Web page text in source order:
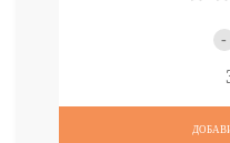
подводка
-